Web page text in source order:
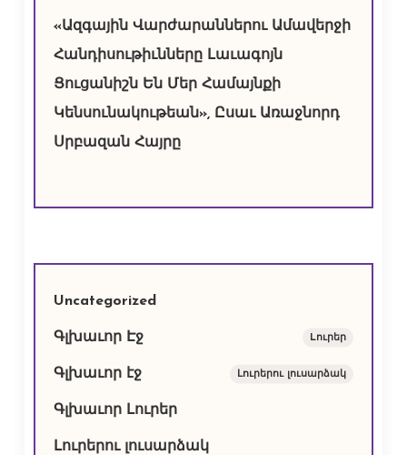
«Ազգային Վարժարաններու Ամավերջի
Հանդիսութիւնները Լաւագոյն
Ցուցանիշն Են Մեր Համայնքի
Կենսունակութեան», Ըսաւ Առաջնորդ
Սրբազան Հայրը
Uncategorized
Գլխաւոր Էջ Lուրեր
Գլխաւոր էջ Լուրերու լուսարձակ
Գլխաւոր Լուրեր
Լուրերու լուսարձակ